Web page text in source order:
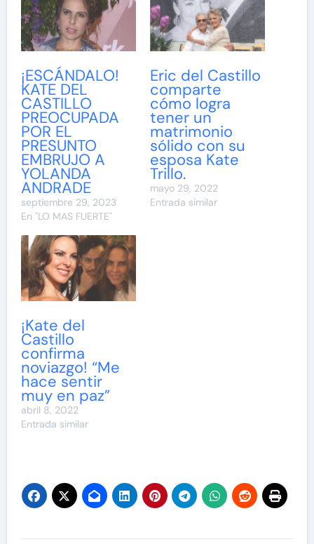
¡ESCÁNDALO!
KATE DEL
CASTILLO
PREOCUPADA
POR EL
PRESUNTO
EMBRUJO A
YOLANDA
ANDRADE
septiembre 29, 2023
En "LO MAS FUERTE"
Eric del Castillo
comparte
cómo logra
tener un
matrimonio
sólido con su
esposa Kate
Trillo.
mayo 29, 2022
Entrada similar
¡Kate del
Castillo
confirma
noviazgo! “Me
hace sentir
muy en paz”
abril 8, 2022
Entrada similar